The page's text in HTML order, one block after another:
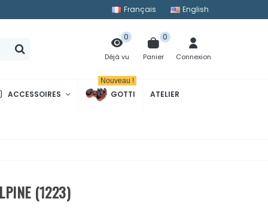
Français English
Déjà vu
0
Panier
0
Connexion
ACCESSOIRES GOTTI
Nouveau !
ATELIER
(1223)